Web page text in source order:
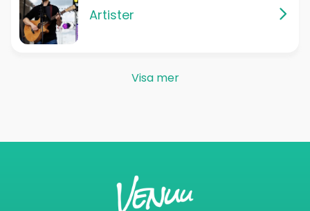
Artister
Visa mer